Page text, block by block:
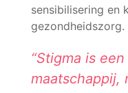
sensibilisering en
gezondheidszorg.
“Stigma is
maatschappij,